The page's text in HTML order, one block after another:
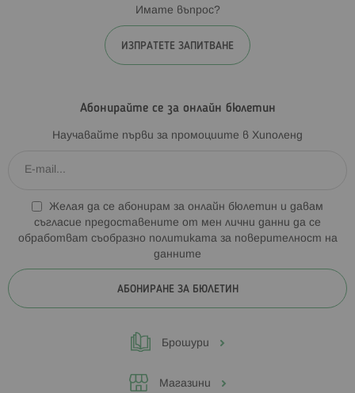
Имате въпрос?
ИЗПРАТЕТЕ ЗАПИТВАНЕ
Абонирайте се за онлайн бюлетин
Научавайте първи за промоциите в Хиполенд
Желая да се абонирам за онлайн бюлетин и давам
съгласие предоставените от мен лични данни да се
обработват съобразно политиката за поверителност на
данните
АБОНИРАНЕ ЗА БЮЛЕТИН
Брошури
Магазини